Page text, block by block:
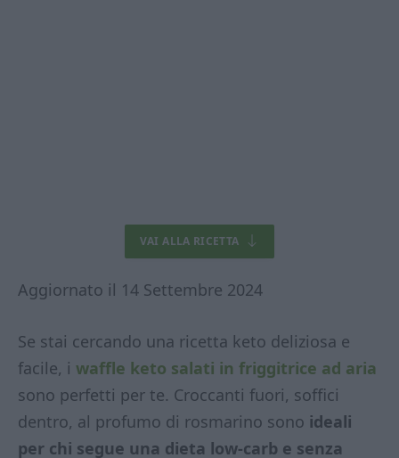
VAI ALLA RICETTA
Aggiornato il 14 Settembre 2024
Se stai cercando una ricetta keto deliziosa e
facile, i waffle keto salati in friggitrice ad aria
sono perfetti per te. Croccanti fuori, soffici
dentro, al profumo di rosmarino sono ideali
per chi segue una dieta low-carb e senza